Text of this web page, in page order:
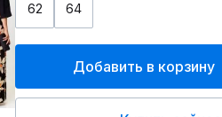
62 64
Добавить в корзину